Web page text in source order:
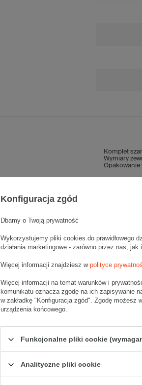
Komplet
Wymiary
Opakowanie
• tektura
• gramatura:
Dodatkowe :
• waga
• Poczta
Konfiguracja zgód
Dbamy o Twoją prywatność
Wykorzystujemy pliki cookies do prawidłowego
działania marketingowe - zarówno przez nas,
Więcej informacji znajdziesz w polityce
Więcej informacji na temat warunków i
komunikatu oznacza zgodę na ich zapisywanie
w zakładkę "Konfiguracja zgód". Zgodę
urządzenia końcowego.
Funkcjonalne pliki cookie
Analityczne pliki cookie